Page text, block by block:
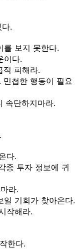
.
를 보지 못한다.
이다.
적 피해라.
첩한 행동이 필요
속단하지마라.
다.
종 투자 정보에 귀
라.
일 기회가 찾아온다.
작해라.
한다.